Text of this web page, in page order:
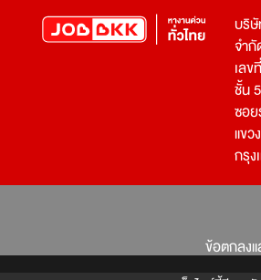
หางาน จัดซื้อ
หางาน เจ้าหน้าที่รักษาความปลอดภัย
โปรแกรมเมอร์
บริ
จำกั
เล
ชั้น 5
ซอ
แขว
กรุ
ข้อตกลงแ